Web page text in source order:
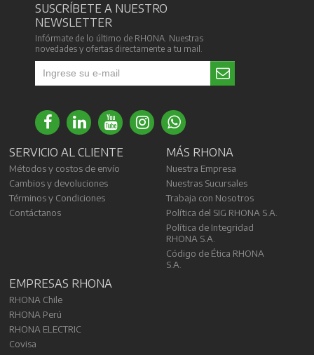
SUSCRÍBETE A NUESTRO
NEWSLETTER
Infórmate de lo último de RHONA. Nuestras
novedades y ofertas directamente a tu mail.
SERVICIO AL CLIENTE
Métodos y costos de envío
Cambios y devoluciones
Términos y Condiciones
Contáctanos
MÁS RHONA
Nuestra Empresa
Nuestras Sucursales
Trabaja con Nosotros
Política del SIG RHONA S.A.
Política de Integridad
RHONA S.A.
Código de Ética RHONA
S.A.
EMPRESAS RHONA
RHONA Chile
RHONA Perú
RHONA ELECTRIC
Covisa